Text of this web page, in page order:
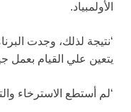
الأولمبياد.
‘نتيجة لذلك، وجدت
يتعين علي القيام بعمل
‘لم أستطع الاسترخاء والتمتع بـ 15 دقيقة